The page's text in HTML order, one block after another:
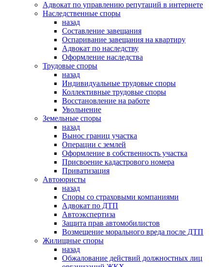
Адвокат по управлению репутаций в интернете
Наследственные споры
назад
Составление завещания
Оспаривание завещания на квартиру
Адвокат по наследству
Оформление наследства
Трудовые споры
назад
Индивидуальные трудовые споры
Коллективные трудовые споры
Восстановление на работе
Увольнение
Земельные споры
назад
Вынос границ участка
Операции с землей
Оформление в собственность участка
Присвоение кадастрового номера
Приватизация
Автоюристы
назад
Споры со страховыми компаниями
Адвокат по ДТП
Автоэкспертиза
Защита прав автомобилистов
Возмещение морального вреда после ДТП
Жилищные споры
назад
Обжалование действий должностных лиц